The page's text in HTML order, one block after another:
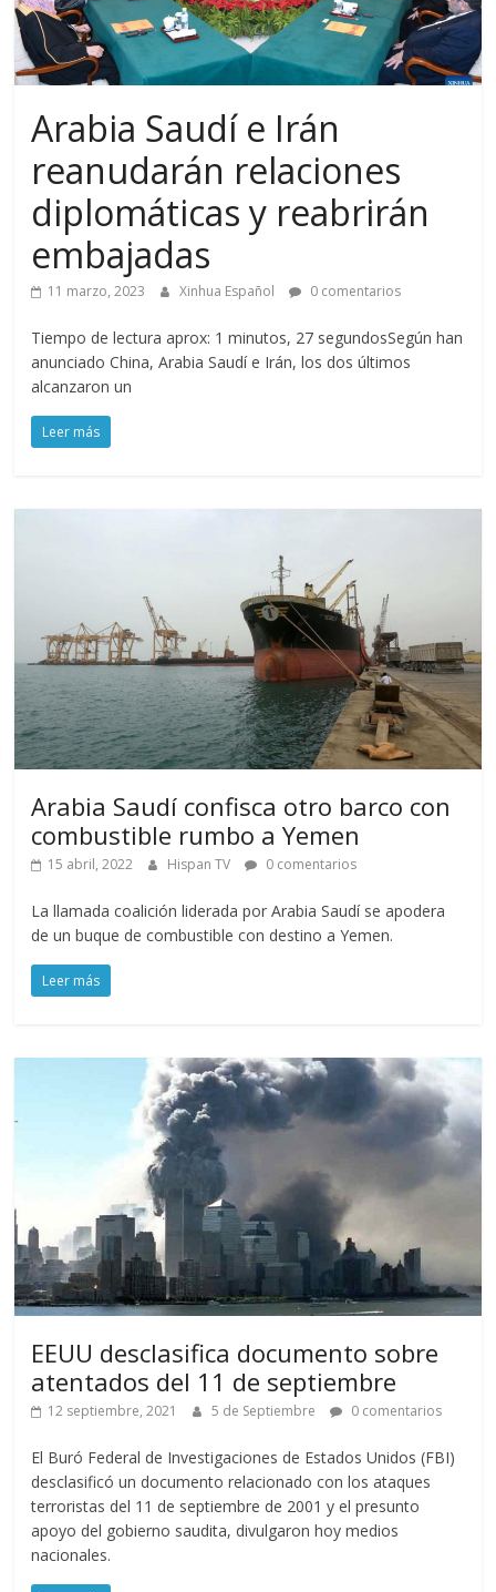
Arabia Saudí e Irán
reanudarán relaciones
diplomáticas y reabrirán
embajadas
11 marzo, 2023 Xinhua Español 0 comentarios
Tiempo de lectura aprox: 1 minutos, 27 segundosSegún han
anunciado China, Arabia Saudí e Irán, los dos últimos
alcanzaron un
Leer más
Arabia Saudí confisca otro barco con
combustible rumbo a Yemen
15 abril, 2022 Hispan TV 0 comentarios
La llamada coalición liderada por Arabia Saudí se apodera
de un buque de combustible con destino a Yemen.
Leer más
EEUU desclasifica documento sobre
atentados del 11 de septiembre
12 septiembre, 2021 5 de Septiembre 0 comentarios
El Buró Federal de Investigaciones de Estados Unidos (FBI)
desclasificó un documento relacionado con los ataques
terroristas del 11 de septiembre de 2001 y el presunto
apoyo del gobierno saudita, divulgaron hoy medios
nacionales.